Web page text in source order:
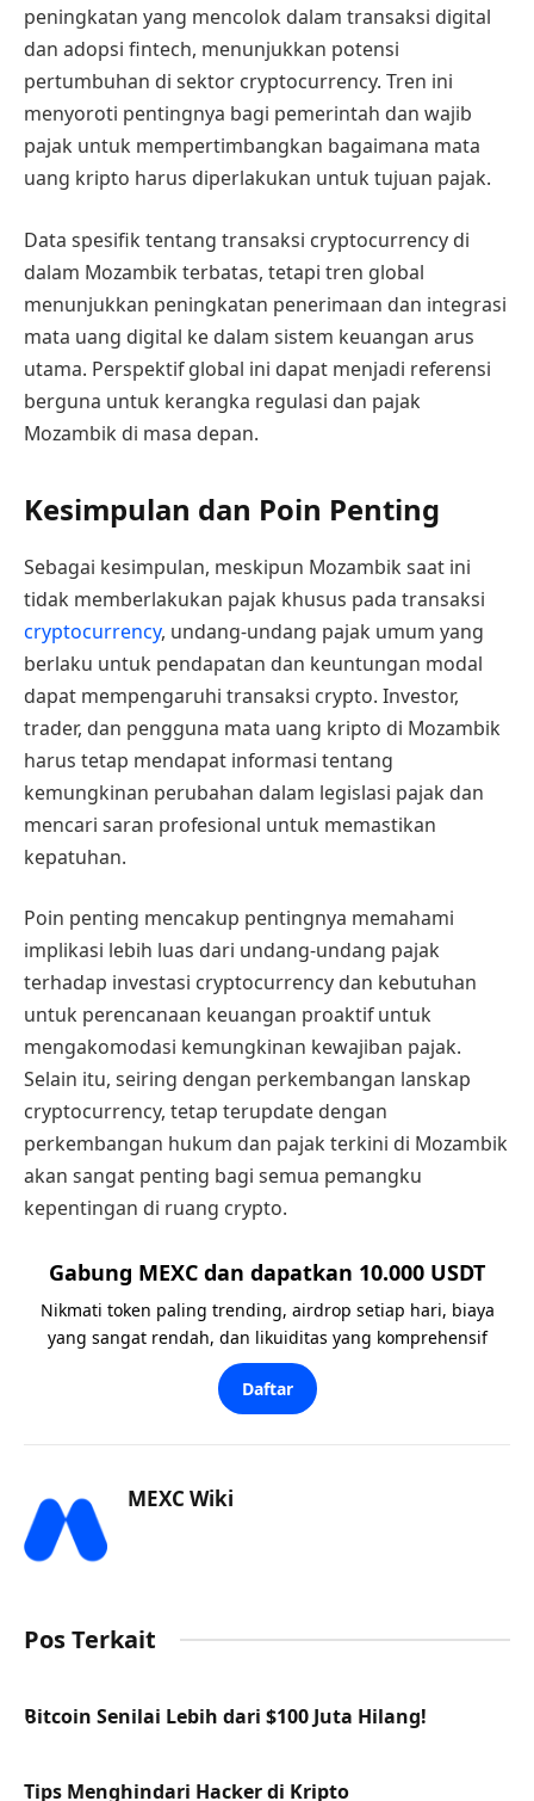
peningkatan yang mencolok dalam transaksi digital
dan adopsi fintech, menunjukkan potensi
pertumbuhan di sektor cryptocurrency. Tren ini
menyoroti pentingnya bagi pemerintah dan wajib
pajak untuk mempertimbangkan bagaimana mata
uang kripto harus diperlakukan untuk tujuan pajak.
Data spesifik tentang transaksi cryptocurrency di
dalam Mozambik terbatas, tetapi tren global
menunjukkan peningkatan penerimaan dan integrasi
mata uang digital ke dalam sistem keuangan arus
utama. Perspektif global ini dapat menjadi referensi
berguna untuk kerangka regulasi dan pajak
Mozambik di masa depan.
Kesimpulan dan Poin Penting
Sebagai kesimpulan, meskipun Mozambik saat ini
tidak memberlakukan pajak khusus pada transaksi
cryptocurrency, undang-undang pajak umum yang
berlaku untuk pendapatan dan keuntungan modal
dapat mempengaruhi transaksi crypto. Investor,
trader, dan pengguna mata uang kripto di Mozambik
harus tetap mendapat informasi tentang
kemungkinan perubahan dalam legislasi pajak dan
mencari saran profesional untuk memastikan
kepatuhan.
Poin penting mencakup pentingnya memahami
implikasi lebih luas dari undang-undang pajak
terhadap investasi cryptocurrency dan kebutuhan
untuk perencanaan keuangan proaktif untuk
mengakomodasi kemungkinan kewajiban pajak.
Selain itu, seiring dengan perkembangan lanskap
cryptocurrency, tetap terupdate dengan
perkembangan hukum dan pajak terkini di Mozambik
akan sangat penting bagi semua pemangku
kepentingan di ruang crypto.
Gabung MEXC dan dapatkan 10.000 USDT
Nikmati token paling trending, airdrop setiap hari, biaya
yang sangat rendah, dan likuiditas yang komprehensif
Daftar
MEXC Wiki
Pos Terkait
Bitcoin Senilai Lebih dari $100 Juta Hilang!
Tips Menghindari Hacker di Kripto